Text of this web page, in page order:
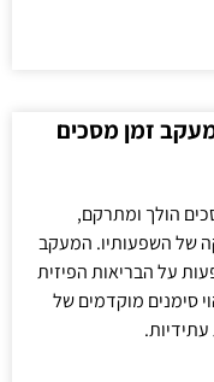
זמן מסכים
הולך ומתרקם,
של השפעותיו. המעקב
על הבריאות הפיזית
סימנים מוקדמים של